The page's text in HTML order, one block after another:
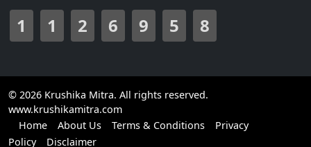
1 1 2 6 9 5 8
© 2026 Krushika Mitra. All rights reserved.
www.krushikamitra.com
Home
About Us Terms & Conditions
Privacy
Policy
Disclaimer